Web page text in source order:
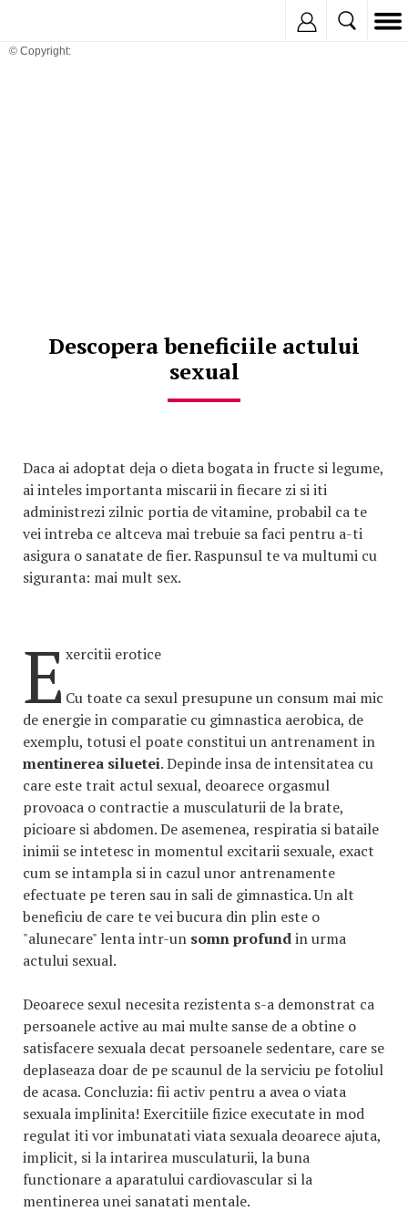
© Copyright:
Descopera beneficiile actului
sexual
Daca ai adoptat deja o dieta bogata in fructe si legume,
ai inteles importanta miscarii in fiecare zi si iti
administrezi zilnic portia de vitamine, probabil ca te
vei intreba ce altceva mai trebuie sa faci pentru a-ti
asigura o sanatate de fier. Raspunsul te va multumi cu
siguranta: mai mult sex.
E xercitii erotice
Cu toate ca sexul presupune un consum mai mic
de energie in comparatie cu gimnastica aerobica, de
exemplu, totusi el poate constitui un antrenament in
mentinerea siluetei. Depinde insa de intensitatea cu
care este trait actul sexual, deoarece orgasmul
provoaca o contractie a musculaturii de la brate,
picioare si abdomen. De asemenea, respiratia si bataile
inimii se intetesc in momentul excitarii sexuale, exact
cum se intampla si in cazul unor antrenamente
efectuate pe teren sau in sali de gimnastica. Un alt
beneficiu de care te vei bucura din plin este o
"alunecare" lenta intr-un somn profundin urma
actului sexual.
Deoarece sexul necesita rezistenta s-a demonstrat ca
persoanele active au mai multe sanse de a obtine o
satisfacere sexuala decat persoanele sedentare, care se
deplaseaza doar de pe scaunul de la serviciu pe fotoliul
de acasa. Concluzia: fii activ pentru a avea o viata
sexuala implinita! Exercitiile fizice executate in mod
regulat iti vor imbunatati viata sexuala deoarece ajuta,
implicit, si la intarirea musculaturii, la buna
functionare a aparatului cardiovascular si la
mentinerea unei sanatati mentale.